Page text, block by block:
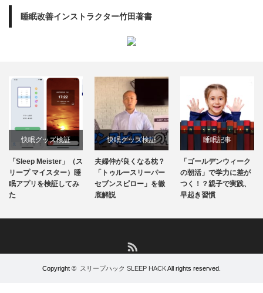
睡眠改善インストラクター竹田著書
快眠グッズ検証
「Sleep Meister」（ス
リープ マイスター）睡
眠アプリを検証してみ
た
快眠グッズ検証
夫婦仲が良くなる枕？
「トゥルースリーパー
セブンスピロー」を徹
底解説
睡眠記事
「ゴールデンウィーク
の朝活」で学力に差が
つく！？親子で実践、
早起き習慣
Copyright © スリープハック SLEEP HACKAll rights reserved.